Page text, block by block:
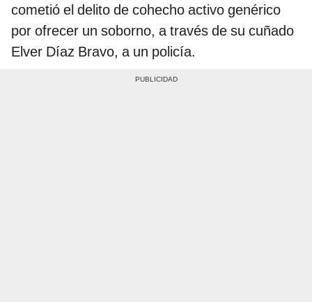
cometió el delito de cohecho activo genérico
por ofrecer un soborno, a través de su cuñado
Elver Díaz Bravo, a un policía.